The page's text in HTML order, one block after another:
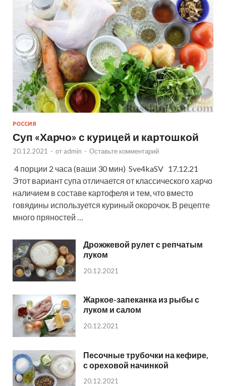
РОССИЯ
Суп «Харчо» с курицей и картошкой
20.12.2021 - от admin - Оставьте комментарий
4 порции 2 часа (ваши 30 мин) Sve4kaSV 17.12.21
Этот вариант супа отличается от классического харчо
наличием в составе картофеля и тем, что вместо
говядины используется куриный окорочок. В рецепте
много пряностей …
Дрожжевой рулет с репчатым
луком
20.12.2021
Жаркое-запеканка из рыбы с
луком и салом
20.12.2021
Песочные трубочки на кефире,
с ореховой начинкой
20.12.2021